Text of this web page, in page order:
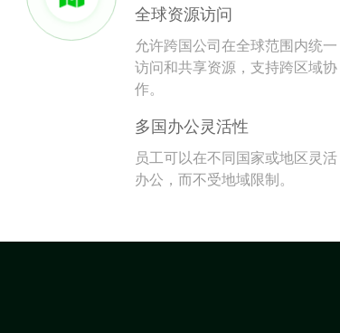
全球资源访问
允许跨国公司在全球范围内统一
访问和共享资源，支持跨区域协
作。
多国办公灵活性
员工可以在不同国家或地区灵活
办公，而不受地域限制。